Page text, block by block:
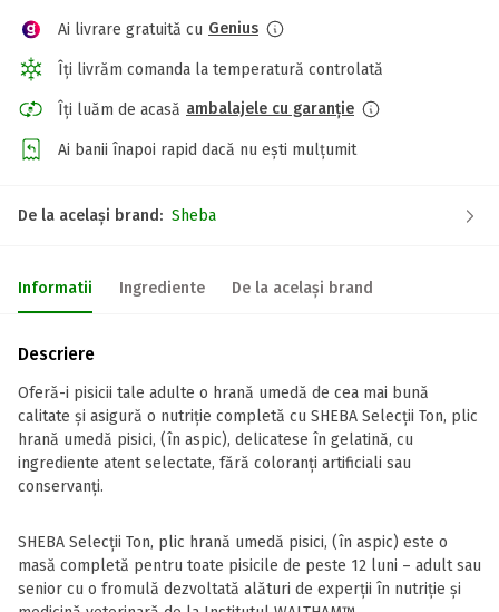
Ai livrare gratuită cu Genius
Îți livrăm comanda la temperatură controlată
Îți luăm de acasă ambalajele cu garanție
Ai banii înapoi rapid dacă nu ești mulțumit
De la același brand: Sheba
Informatii Ingrediente De la același brand
Descriere
Oferă-i pisicii tale adulte o hrană umedă de cea mai bună
calitate și asigură o nutriție completă cu SHEBA Selecții Ton, plic
hrană umedă pisici, (în aspic), delicatese în gelatină, cu
ingrediente atent selectate, fără coloranți artificiali sau
conservanți.
SHEBA Selecții Ton, plic hrană umedă pisici, (în aspic) este o
masă completă pentru toate pisicile de peste 12 luni – adult sau
senior cu o fromulă dezvoltată alături de experții în nutriție și